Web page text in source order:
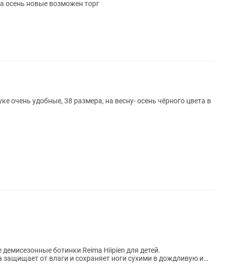
осень новые возможен торг
очень удобные, 38 размера, на весну- осень чёрного цвета в
от влаги и сохраняет ноги сухими в дождливую и